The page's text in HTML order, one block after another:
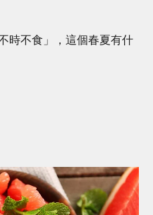
時不食」，這個春夏有什